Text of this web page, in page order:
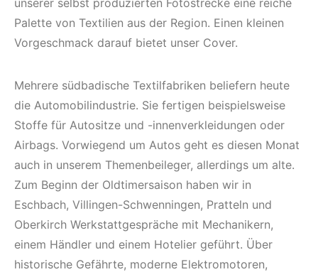
Palette von Textilien aus der Region. Einen kleinen
Vorgeschmack darauf bietet unser Cover.
Mehrere südbadische Textilfabriken beliefern heute
die Automobilindustrie. Sie fertigen beispielsweise
Stoffe für Autositze und -innenverkleidungen oder
Airbags. Vorwiegend um Autos geht es diesen Monat
auch in unserem Themenbeileger, allerdings um alte.
Zum Beginn der Oldtimersaison haben wir in
Eschbach, Villingen-Schwenningen, Pratteln und
Oberkirch Werkstattgespräche mit Mechanikern,
einem Händler und einem Hotelier geführt. Über
historische Gefährte, moderne Elektromotoren,